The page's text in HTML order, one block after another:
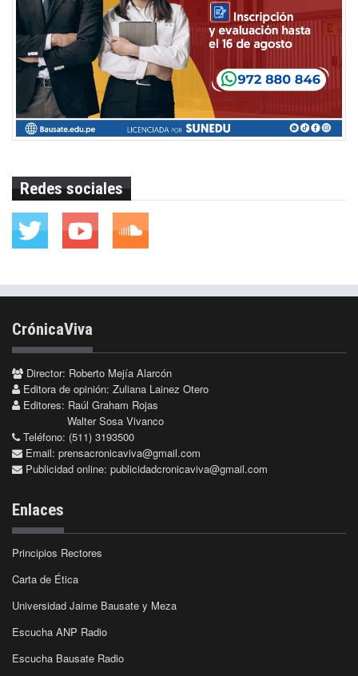
Redes sociales
CrónicaViva
Director: Roberto Mejía Alarcón
Editora de opinión: Zuliana Lainez Otero
Editores: Raúl Graham Rojas
Walter Sosa Vivanco
Teléfono: (511) 3193500
Email: prensacronicaviva@gmail.com
Publicidad online: publicidadcronicaviva@gmail.com
Enlaces
Principios Rectores
Carta de Ética
Universidad Jaime Bausate y Meza
Escucha ANP Radio
Escucha Bausate Radio